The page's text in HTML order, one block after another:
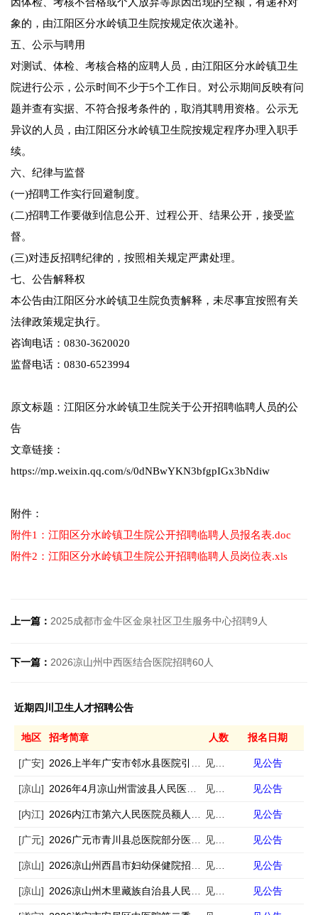
因体检、考核不合格或个人放弃等原因出现的空额，有递补对
象的，由江阳区分水岭镇卫生院按规定依次递补。
五、公示与聘用
对测试、体检、考核合格的应聘人员，由江阳区分水岭镇卫生
院进行公示，公示时间不少于5个工作日。对公示期间反映有问
题并查有实据、不符合报考条件的，取消其聘用资格。公示无
异议的人员，由江阳区分水岭镇卫生院按规定程序办理入职手
续。
六、纪律与监督
(一)招聘工作实行回避制度。
(二)招聘工作要做到信息公开、过程公开、结果公开，接受监
督。
(三)对违反招聘纪律的，按照相关规定严肃处理。
七、公告解释权
本公告由江阳区分水岭镇卫生院负责解释，未尽事宜按照有关
法律政策规定执行。
咨询电话：0830-3620020
监督电话：0830-6523994
原文标题：江阳区分水岭镇卫生院关于公开招聘临聘人员的公
告
文章链接：
https://mp.weixin.qq.com/s/0dNBwYKN3bfgpIGx3bNdiw
附件：
附件1：江阳区分水岭镇卫生院公开招聘临聘人员报名表.doc
附件2：江阳区分水岭镇卫生院公开招聘临聘人员岗位表.xls
上一篇： 2025成都市金牛区金泉社区卫生服务中心招聘9人
下一篇： 2026凉山州中西医结合医院招聘60人
近期四川卫生人才招聘公告
地区 招考简章 人数 报名日期
[广安] 2026上半年广安市邻水县医院引进急需紧缺专业人才11人 见公告 见公告
[凉山] 2026年4月凉山州雷波县人民医院招聘专业技术人员若干人 见公告 见公告
[内江] 2026内江市第六人民医院员额人员招聘13人 见公告 见公告
[广元] 2026广元市青川县总医院部分医疗卫生机构招聘编外专业技术人员10人 见公告 见公告
[凉山] 2026凉山州西昌市妇幼保健院招聘6人 见公告 见公告
[凉山] 2026凉山州木里藏族自治县人民医院招聘编外中医学类专业技术人员3人 见公告 见公告